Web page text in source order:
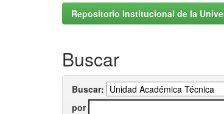
Repositorio Institucional de la
Buscar
Buscar:
por